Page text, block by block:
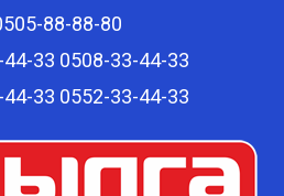
88-88-80‬
33 0508-33-44-33
33 0552-33-44-33